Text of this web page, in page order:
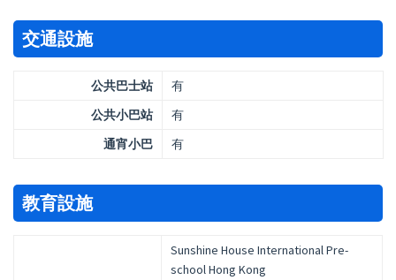
交通設施
公共巴士站
有
公共小巴站
有
通宵小巴
有
教育設施
Sunshine House International Pre-
school Hong Kong